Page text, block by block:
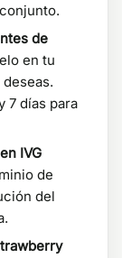
de
en tu
7 días para
IVG
de
del